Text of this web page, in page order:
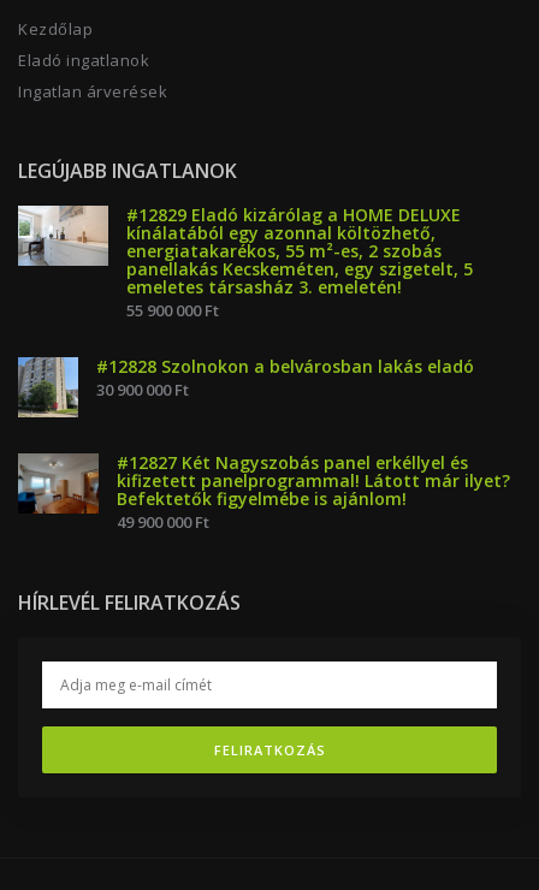
Kezdőlap
Eladó ingatlanok
Ingatlan árverések
LEGÚJABB INGATLANOK
#12829 Eladó kizárólag a HOME DELUXE
kínálatából egy azonnal költözhető,
energiatakarékos, 55 m²-es, 2 szobás
panellakás Kecskeméten, egy szigetelt, 5
emeletes társasház 3. emeletén!
55 900 000 Ft
#12828 Szolnokon a belvárosban lakás eladó
30 900 000 Ft
#12827 Két Nagyszobás panel erkéllyel és
kifizetett panelprogrammal! Látott már ilyet?
Befektetők figyelmébe is ajánlom!
49 900 000 Ft
HÍRLEVÉL FELIRATKOZÁS
FELIRATKOZÁS